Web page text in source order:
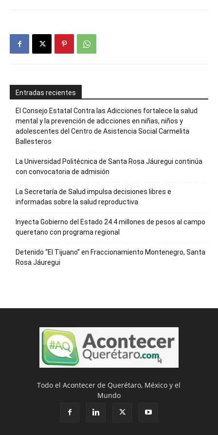
Entradas recientes
El Consejo Estatal Contra las Adicciones fortalece la salud
mental y la prevención de adicciones en niñas, niños y
adolescentes del Centro de Asistencia Social Carmelita
Ballesteros
La Universidad Politécnica de Santa Rosa Jáuregui continúa
con convocatoria de admisión
La Secretaría de Salud impulsa decisiones libres e
informadas sobre la salud reproductiva
Inyecta Gobierno del Estado 24.4 millones de pesos al campo
queretano con programa regional
Detenido “El Tijuano” en Fraccionamiento Montenegro, Santa
Rosa Jáuregui
Todo el Acontecer de Querétaro, México y el
Mundo